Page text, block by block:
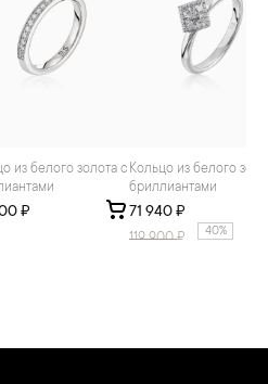
₽
Кольцо из белого золота с
бриллиантами
71 940 ₽
119 900₽ 40%